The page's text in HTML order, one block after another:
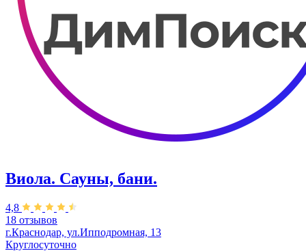
Виола. Сауны, бани.
4,8
18 отзывов
г.Краснодар, ул.Ипподромная, 13
Круглосуточно